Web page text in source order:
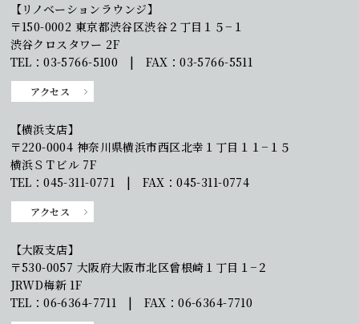
【リノベーションラウンジ】
〒150-0002 東京都渋谷区渋谷２丁目１５−１
渋谷クロスタワー 2F
TEL：03-5766-5100 | FAX：03-5766-5511
アクセス
【横浜支店】
〒220-0004 神奈川県横浜市西区北幸１丁目１１−１５
横浜ＳＴビル 7F
TEL：045-311-0771 | FAX：045-311-0774
アクセス
【大阪支店】
〒530-0057 大阪府大阪市北区曾根崎１丁目１−２
JRWD梅新 1F
TEL：06-6364-7711 | FAX：06-6364-7710